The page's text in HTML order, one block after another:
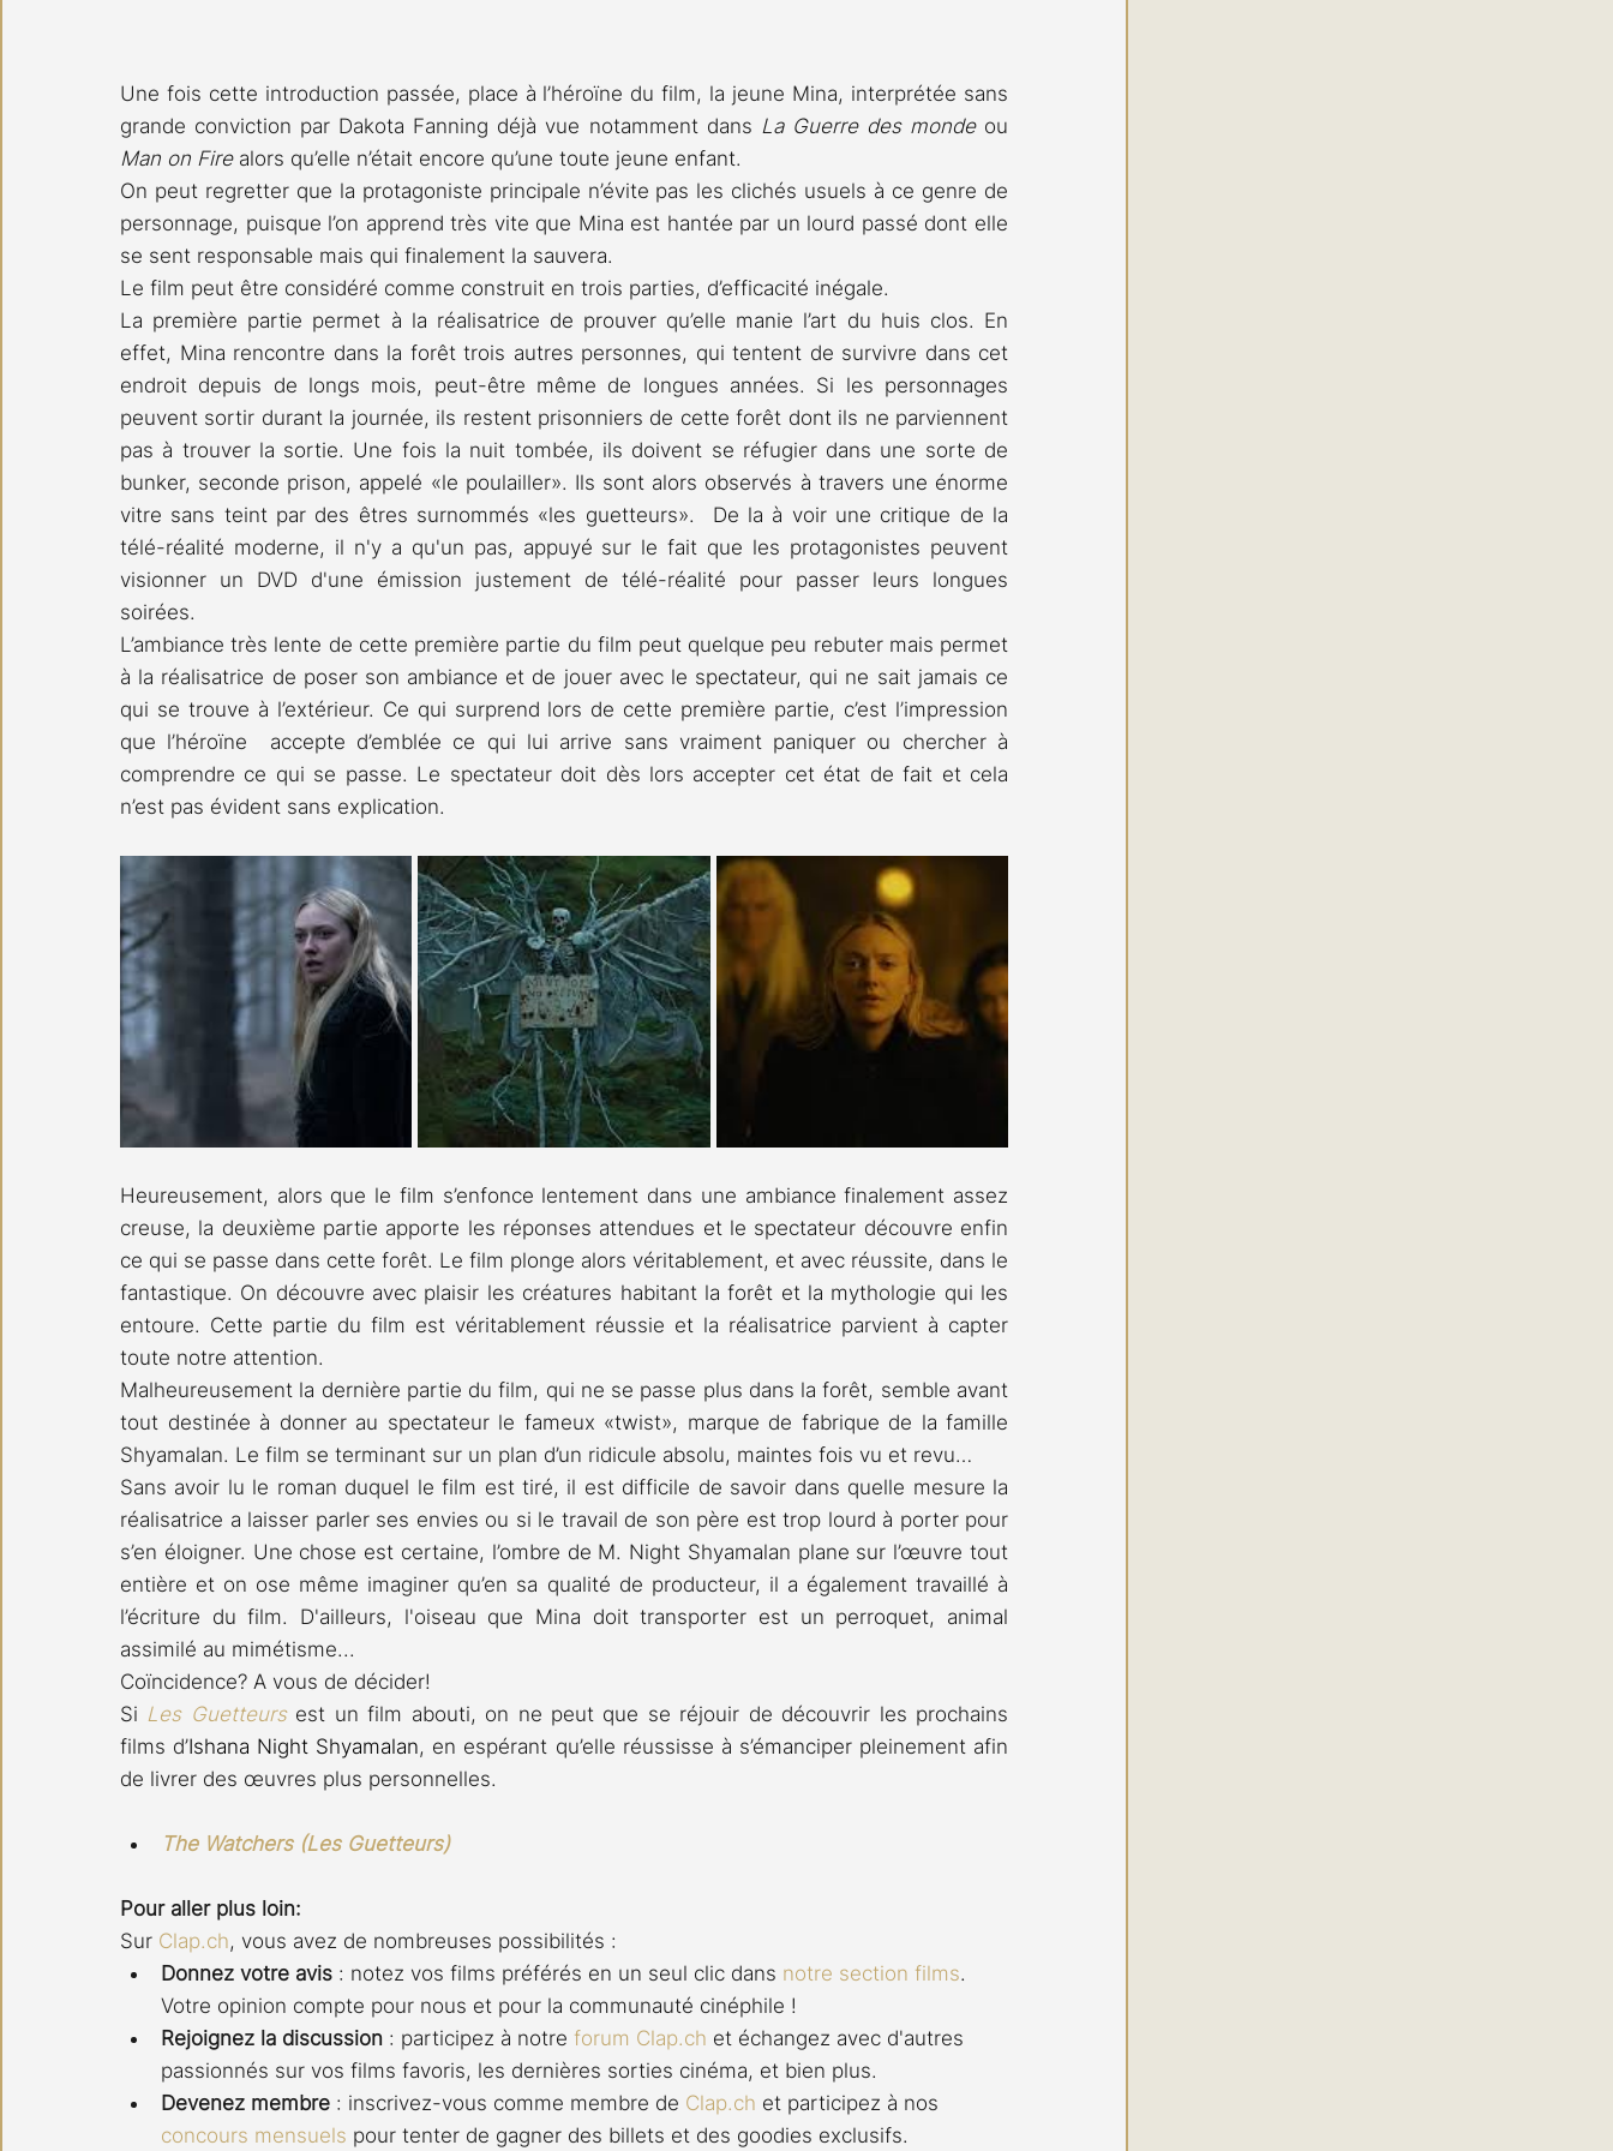
Une fois cette introduction passée, place à l’héroïne du film, la jeune Mina, interprétée sans
grande conviction par Dakota Fanning déjà vue notamment dans La Guerre des monde
Man on Fire alors qu’elle n’était encore qu’une toute jeune enfant.
On peut regretter que la protagoniste principale n’évite pas les clichés usuels à ce genre de
personnage, puisque l’on apprend très vite que Mina est hantée par un lourd passé dont elle
se sent responsable mais qui finalement la sauvera.
Le film peut être considéré comme construit en trois parties, d’efficacité inégale.
La première partie permet à la réalisatrice de prouver qu’elle manie l’art du huis clos. En
effet, Mina rencontre dans la forêt trois autres personnes, qui tentent de survivre dans cet
endroit depuis de longs mois, peut-être même de longues années. Si les personnages
peuvent sortir durant la journée, ils restent prisonniers de cette forêt dont ils ne parviennent
pas à trouver la sortie. Une fois la nuit tombée, ils doivent se réfugier dans une sorte de
bunker, seconde prison, appelé «le poulailler». Ils sont alors observés à travers une énorme
vitre sans teint par des êtres surnommés «les guetteurs».  De la à voir une critique de la
télé-réalité moderne, il n'y a qu'un pas, appuyé sur le fait que les protagonistes peuvent
visionner un DVD d'une émission justement de télé-réalité pour passer leurs longues
soirées.
L’ambiance très lente de cette première partie du film peut quelque peu rebuter mais permet
à la réalisatrice de poser son ambiance et de jouer avec le spectateur, qui ne sait jamais ce
qui se trouve à l’extérieur. Ce qui surprend lors de cette première partie, c’est l’impression
que l’héroïne  accepte d’emblée ce qui lui arrive sans vraiment paniquer ou chercher à
comprendre ce qui se passe. Le spectateur doit dès lors accepter cet état de fait et cela
n’est pas évident sans explication.
Heureusement, alors que le film s’enfonce lentement dans une ambiance finalement assez
creuse, la deuxième partie apporte les réponses attendues et le spectateur découvre enfin
ce qui se passe dans cette forêt. Le film plonge alors véritablement, et avec réussite, dans le
fantastique. On découvre avec plaisir les créatures habitant la forêt et la mythologie qui les
entoure. Cette partie du film est véritablement réussie et la réalisatrice parvient à capter
toute notre attention.
Malheureusement la dernière partie du film, qui ne se passe plus dans la forêt, semble avant
tout destinée à donner au spectateur le fameux «twist», marque de fabrique de la famille
Shyamalan. Le film se terminant sur un plan d’un ridicule absolu, maintes fois vu et revu…
Sans avoir lu le roman duquel le film est tiré, il est difficile de savoir dans quelle mesure la
réalisatrice a laisser parler ses envies ou si le travail de son père est trop lourd à porter pour
s’en éloigner. Une chose est certaine, l’ombre de M. Night Shyamalan plane sur l’œuvre tout
entière et on ose même imaginer qu’en sa qualité de producteur, il a également travaillé à
l’écriture du film. D'ailleurs, l'oiseau que Mina doit transporter est un perroquet, animal
assimilé au mimétisme...
Coïncidence? A vous de décider!
Si Les Guetteurs est un film abouti, on ne peut que se réjouir de découvrir les prochains
films d’Ishana Night Shyamalan, en espérant qu’elle réussisse à s’émanciper pleinement afin
de livrer des œuvres plus personnelles.
The Watchers (Les Guetteurs)
Pour aller plus loin:
Sur Clap.ch, vous avez de nombreuses possibilités :
Donnez votre avis : notez vos films préférés en un seul clic dans notre section films.
Votre opinion compte pour nous et pour la communauté cinéphile !
Rejoignez la discussion : participez à notre forum Clap.ch et échangez avec d'autres
passionnés sur vos films favoris, les dernières sorties cinéma, et bien plus.
Devenez membre : inscrivez-vous comme membre de Clap.ch et participez à nos
concours mensuels pour tenter de gagner des billets et des goodies exclusifs.